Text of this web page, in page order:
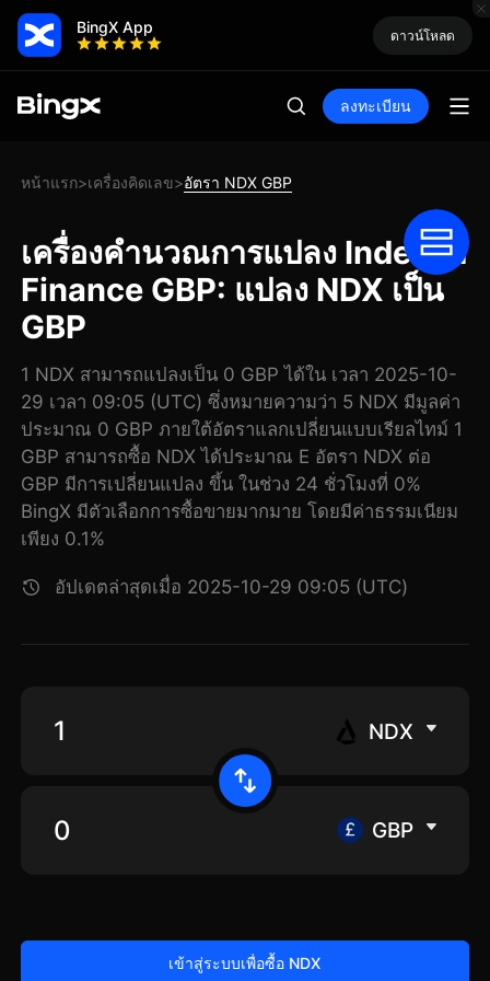
BingX App ดาวน์โหลด
ลงทะเบียน
หน้าแรก>เครื่องคิดเลข>อัตรา NDX GBP
เครื่องคำนวณการแปลง Indexed
Finance GBP: แปลง NDX เป็น
GBP
1 NDX สามารถแปลงเป็น 0 GBP ได้ใน เวลา 2025-10-
29 เวลา 09:05 (UTC) ซึ่งหมายความว่า 5 NDX มีมูลค่า
ประมาณ 0 GBP ภายใต้อัตราแลกเปลี่ยนแบบเรียลไทม์ 1
GBP สามารถซื้อ NDX ได้ประมาณ E อัตรา NDX ต่อ
GBP มีการเปลี่ยนแปลง ขึ้น ในช่วง 24 ชั่วโมงที่ 0%
BingX มีตัวเลือกการซื้อขายมากมาย โดยมีค่าธรรมเนียม
เพียง 0.1%
อัปเดตล่าสุดเมื่อ 2025-10-29 09:05 (UTC)
NDX
GBP
เข้าสู่ระบบเพื่อซื้อ NDX